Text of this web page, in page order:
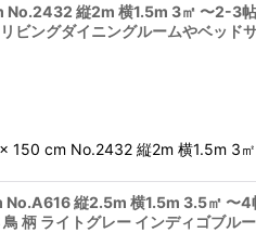
縦2m 横1.5m 3㎡ 〜2-3
リビングダイニングルームやベ
150 cm No.2432 縦2m 横1.5m 3
縦2.5m 横1.5m 3.5㎡ 〜4
鳥 柄 ライトグレー インディゴ